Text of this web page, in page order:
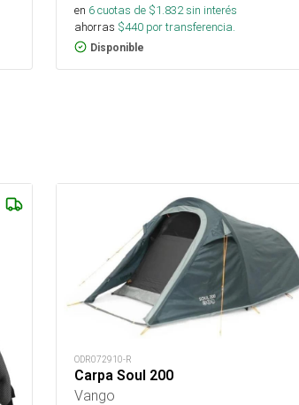
en 6cuotas de $1.832sin interés
ahorras $440 por transferencia.
Disponible
ODR072910-R
Carpa Soul 200
Vango